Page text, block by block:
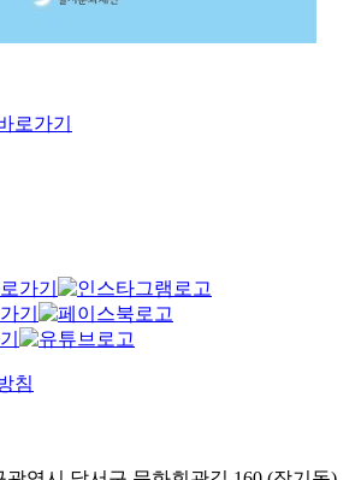
로가기
가기
기
침
광역시 달서구 문화회관길 160 (장기동)